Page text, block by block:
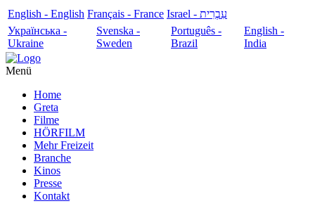
English - English Français - France
עִבְרִית - Israel
Українська -
Ukraine
Svenska -
Sweden
Português -
Brazil
English -
India
Menü
Home
Greta
Filme
HÖRFILM
Mehr Freizeit
Branche
Kinos
Presse
Kontakt